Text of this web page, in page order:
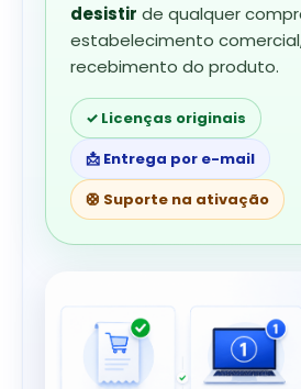
desistir de qualquer
estabelecimento
recebimento do produto.
✓ Licenças originais
📩 Entrega por e-mail
🛟 Suporte na ativação